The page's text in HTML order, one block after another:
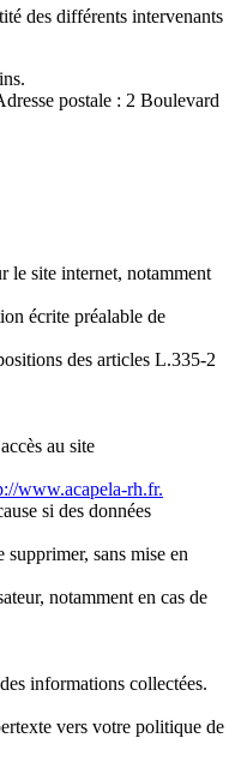
des différents intervenants
postale : 2 Boulevard
le site internet, notamment
écrite préalable de
des articles L.335-2
au site
www.acapela-rh.fr.
si des données
sans mise en
notamment en cas de
informations collectées.
vers votre politique de